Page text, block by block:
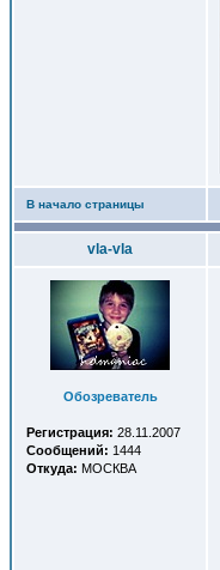
В начало страницы
vla-vla
Обозреватель
Регистрация: 28.11.2007
Сообщений: 1444
Откуда: МОСКВА